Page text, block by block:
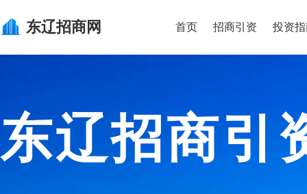
东辽招商网 首页 招商引资 投资
东辽招商引